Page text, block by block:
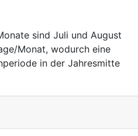
sind Juli und August
Monat, wodurch eine
in der Jahresmitte